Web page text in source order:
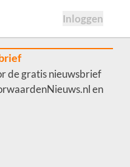
Inloggen
de gratis nieuwsbrief
en